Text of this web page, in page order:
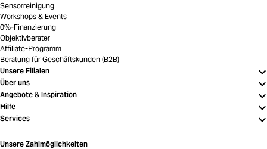
Sensorreinigung
Workshops & Events
0%-Finanzierung
Objektivberater
Affiliate-Programm
Beratung für Geschäftskunden (B2B)
Unsere Filialen
Über uns
Angebote & Inspiration
Hilfe
Services
Unsere Zahlmöglichkeiten